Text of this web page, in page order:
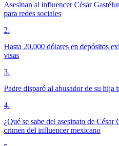
Asesinan al influencer César
para redes sociales
2.
Hasta 20.000 dólares en depósitos
visas
3.
Padre disparó al abusador de su
4.
¿Qué se sabe del asesinato de
crimen del influencer mexicano